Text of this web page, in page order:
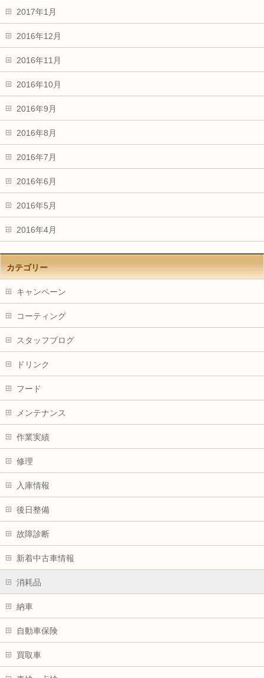
2017年1月
2016年12月
2016年11月
2016年10月
2016年9月
2016年8月
2016年7月
2016年6月
2016年5月
2016年4月
カテゴリー
キャンペーン
コーティング
スタッフブログ
ドリンク
フード
メンテナンス
作業実績
修理
入庫情報
後日整備
故障診断
新着中古車情報
消耗品
納車
自動車保険
買取車